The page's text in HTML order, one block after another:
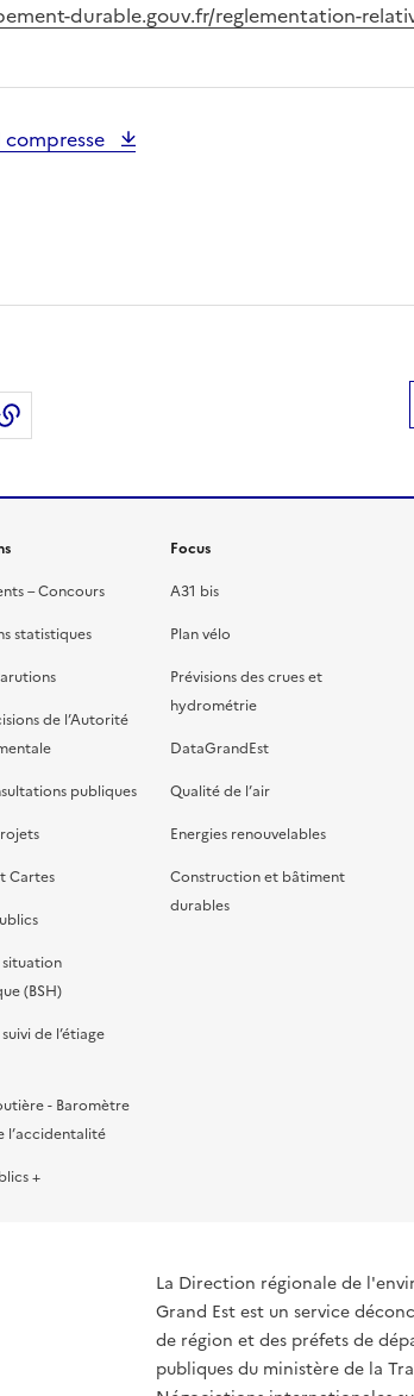
durable.gouv.fr/reglementation-
compresse
LinkedInpar email
Copier le lien de la page dans le presse-
– Concours
statistiques
de l’Autorité
publiques
Cartes
situation
(BSH)
de l’étiage
- Baromètre
l’accidentalité
+
Focus
A31 bis
Plan vélo
Prévisions des crues et
hydrométrie
DataGrandEst
Qualité de l’air
Energies renouvelables
Construction et bâtiment
durables
La Direction régionale de
Grand Est est un service
de région et des préfets de
publiques du ministère de la